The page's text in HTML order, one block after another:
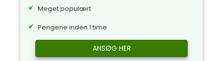
Meget populært
Pengene inden 1 time
ANSØG HER